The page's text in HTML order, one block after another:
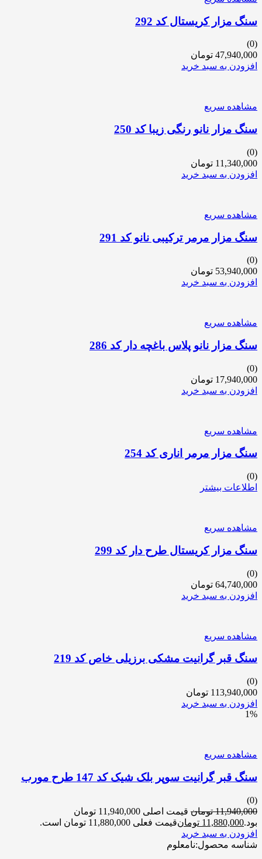
سنگ مزار کریستال کد 292
(0)
47,940,000 تومان
افزودن به سبد خرید
مشاهده سریع
سنگ مزار نانو رنگی زیبا کد 250
(0)
11,340,000 تومان
افزودن به سبد خرید
مشاهده سریع
سنگ مزار مرمر ترکیبی نانو کد 291
(0)
53,940,000 تومان
افزودن به سبد خرید
مشاهده سریع
سنگ مزار نانو پلاس باغچه دار کد 286
(0)
17,940,000 تومان
افزودن به سبد خرید
مشاهده سریع
سنگ مزار مرمر اناری کد 254
(0)
اطلاعات بیشتر
مشاهده سریع
سنگ مزار کریستال طرح دار کد 299
(0)
64,740,000 تومان
افزودن به سبد خرید
مشاهده سریع
سنگ قبر گرانیت مشکی برزیلی خاص کد 219
(0)
113,940,000 تومان
افزودن به سبد خرید
1%
مشاهده سریع
سنگ قبر گرانیت سوپر بلک شیک کد 147 طرح مورب
(0)
11,940,000 تومان
قیمت اصلی 11,940,000 تومان
بود.11,880,000 تومانقیمت فعلی 11,880,000 تومان است.
افزودن به سبد خرید
شناسه محصول:نامعلوم